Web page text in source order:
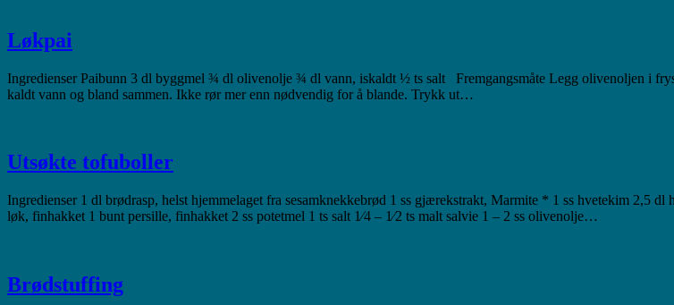
Løkpai
Ingredienser Paibunn 3 dl byggmel ¾ dl olivenolje ¾ dl vann, iskaldt ½ ts salt Fremgangsmåte Legg olivenoljen i
kaldt vann og bland sammen. Ikke rør mer enn nødvendig for å blande. Trykk ut…
Utsøkte tofuboller
Ingredienser 1 dl brødrasp, helst hjemmelaget fra sesamknekkebrød 1 ss gjærekstrakt, Marmite * 1 ss hvetekim 2,5
løk, finhakket 1 bunt persille, finhakket 2 ss potetmel 1 ts salt 1⁄4 – 1⁄2 ts malt salvie 1 – 2 ss olivenolje…
Brødstuffing